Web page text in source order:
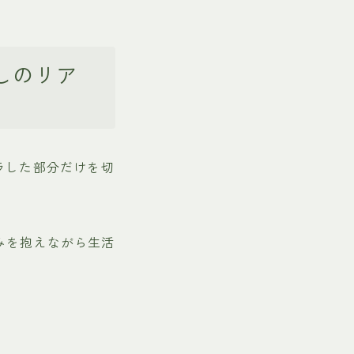
のリア
た部分だけを切
抱えながら生活